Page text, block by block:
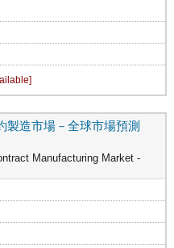
製造市場－全球市場預測
Manufacturing Market -